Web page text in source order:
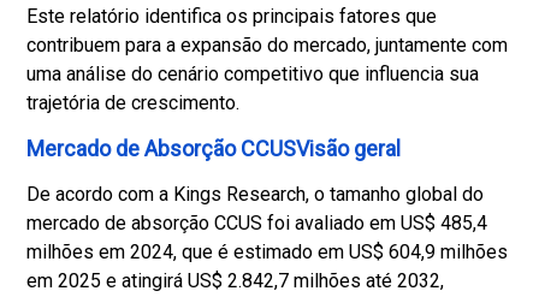
Este relatório identifica os principais fatores que
contribuem para a expansão do mercado, juntamente com
uma análise do cenário competitivo que influencia sua
trajetória de crescimento.
Mercado de Absorção CCUSVisão geral
De acordo com a Kings Research, o tamanho global do
mercado de absorção CCUS foi avaliado em US$ 485,4
milhões em 2024, que é estimado em US$ 604,9 milhões
em 2025 e atingirá US$ 2.842,7 milhões até 2032,